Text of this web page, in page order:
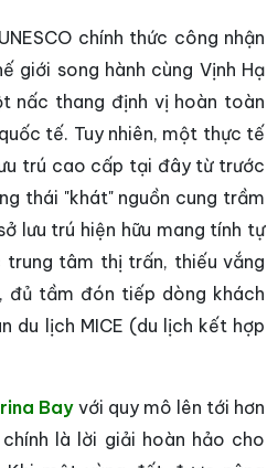
chính thức công nhận
giới song hành cùng Vịnh Hạ
nấc thang định vị hoàn toàn
tế. Tuy nhiên, một thực tế
trú cao cấp tại đây từ trước
thái "khát" nguồn cung trầm
lưu trú hiện hữu mang tính tự
trung tâm thị trấn, thiếu vắng
đủ tầm đón tiếp dòng khách
du lịch MICE (du lịch kết hợp
Bayvới quy mô lên tới hơn
là lời giải hoàn hảo cho